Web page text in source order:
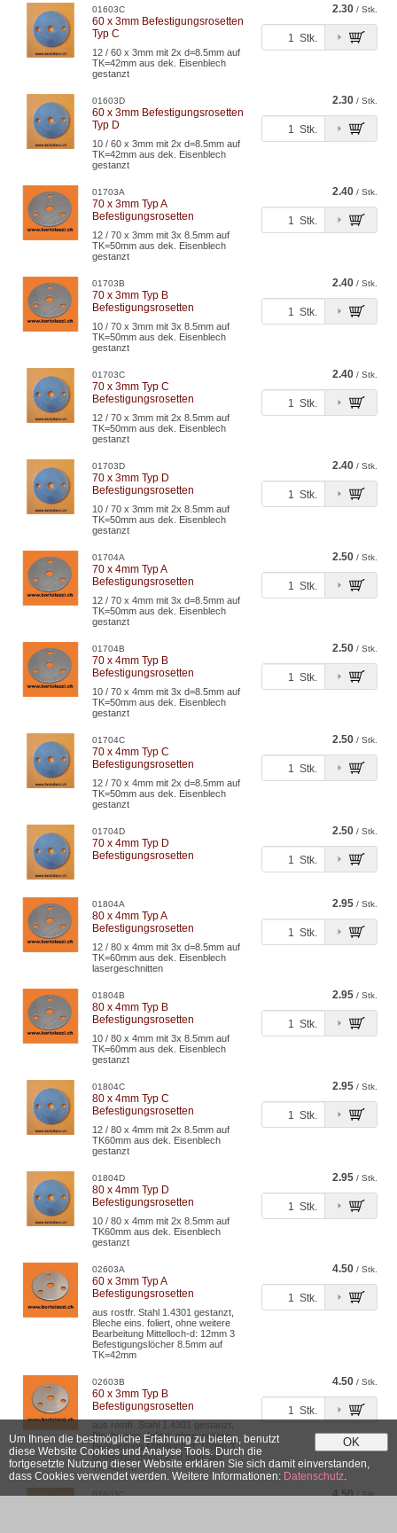
01603C
60 x 3mm Befestigungsrosetten
Typ C
12 / 60 x 3mm mit 2x d=8.5mm auf
TK=42mm aus dek. Eisenblech
gestanzt
2.30 / Stk.
Stk.
01603D
60 x 3mm Befestigungsrosetten
Typ D
10 / 60 x 3mm mit 2x d=8.5mm auf
TK=42mm aus dek. Eisenblech
gestanzt
2.30 / Stk.
Stk.
01703A
70 x 3mm Typ A
Befestigungsrosetten
12 / 70 x 3mm mit 3x 8.5mm auf
TK=50mm aus dek. Eisenblech
gestanzt
2.40 / Stk.
Stk.
01703B
70 x 3mm Typ B
Befestigungsrosetten
10 / 70 x 3mm mit 3x 8.5mm auf
TK=50mm aus dek. Eisenblech
gestanzt
2.40 / Stk.
Stk.
01703C
70 x 3mm Typ C
Befestigungsrosetten
12 / 70 x 3mm mit 2x 8.5mm auf
TK=50mm aus dek. Eisenblech
gestanzt
2.40 / Stk.
Stk.
01703D
70 x 3mm Typ D
Befestigungsrosetten
10 / 70 x 3mm mit 2x 8.5mm auf
TK=50mm aus dek. Eisenblech
gestanzt
2.40 / Stk.
Stk.
01704A
70 x 4mm Typ A
Befestigungsrosetten
12 / 70 x 4mm mit 3x d=8.5mm auf
TK=50mm aus dek. Eisenblech
gestanzt
2.50 / Stk.
Stk.
01704B
70 x 4mm Typ B
Befestigungsrosetten
10 / 70 x 4mm mit 3x d=8.5mm auf
TK=50mm aus dek. Eisenblech
gestanzt
2.50 / Stk.
Stk.
01704C
70 x 4mm Typ C
Befestigungsrosetten
12 / 70 x 4mm mit 2x d=8.5mm auf
TK=50mm aus dek. Eisenblech
gestanzt
2.50 / Stk.
Stk.
01704D
70 x 4mm Typ D
Befestigungsrosetten
2.50 / Stk.
Stk.
01804A
80 x 4mm Typ A
Befestigungsrosetten
12 / 80 x 4mm mit 3x d=8.5mm auf
TK=60mm aus dek. Eisenblech
lasergeschnitten
2.95 / Stk.
Stk.
01804B
80 x 4mm Typ B
Befestigungsrosetten
10 / 80 x 4mm mit 3x 8.5mm auf
TK=60mm aus dek. Eisenblech
gestanzt
2.95 / Stk.
Stk.
01804C
80 x 4mm Typ C
Befestigungsrosetten
12 / 80 x 4mm mit 2x 8.5mm auf
TK60mm aus dek. Eisenblech
gestanzt
2.95 / Stk.
Stk.
01804D
80 x 4mm Typ D
Befestigungsrosetten
10 / 80 x 4mm mit 2x 8.5mm auf
TK60mm aus dek. Eisenblech
gestanzt
2.95 / Stk.
Stk.
02603A
60 x 3mm Typ A
Befestigungsrosetten
aus rostfr. Stahl 1.4301 gestanzt,
Bleche eins. foliert, ohne weitere
Bearbeitung Mittelloch-d: 12mm 3
Befestigungslöcher 8.5mm auf
TK=42mm
4.50 / Stk.
Stk.
02603B
60 x 3mm Typ B
Befestigungsrosetten
aus rostfr. Stahl 1.4301 gestanzt,
Bleche eins. foliert, ohne weitere
Bearbeitung Mittelloch-d: 10mm 3
Befestigungslöcher 8.5mm auf
TK=42mm
4.50 / Stk.
Stk.
02603C 4.50/ Stk.
OK
Um Ihnen die bestmögliche Erfahrung zu bieten, benutzt
diese Website Cookies und Analyse Tools. Durch die
fortgesetzte Nutzung dieser Website erklären Sie sich damit einverstanden,
dass Cookies verwendet werden. Weitere Informationen: Datenschutz.